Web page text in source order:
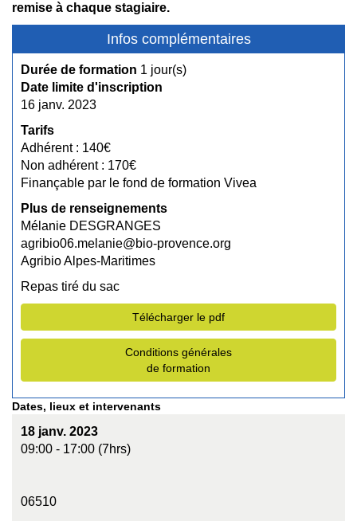
remise à chaque stagiaire.
Infos complémentaires
Durée de formation 1 jour(s)
Date limite d'inscription
16 janv. 2023
Tarifs
Adhérent : 140€
Non adhérent : 170€
Finançable par le fond de formation Vivea
Plus de renseignements
Mélanie DESGRANGES
agribio06.melanie@bio-provence.org
Agribio Alpes-Maritimes
Repas tiré du sac
Télécharger le pdf
Conditions générales
de formation
Dates, lieux et intervenants
18 janv. 2023
09:00 - 17:00 (7hrs)
06510